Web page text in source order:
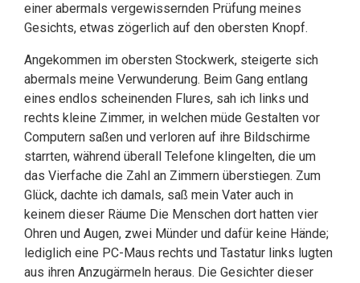
einer abermals vergewissernden Prüfung meines
Gesichts, etwas zögerlich auf den obersten Knopf.
Angekommen im obersten Stockwerk, steigerte sich
abermals meine Verwunderung. Beim Gang entlang
eines endlos scheinenden Flures, sah ich links und
rechts kleine Zimmer, in welchen müde Gestalten vor
Computern saßen und verloren auf ihre Bildschirme
starrten, während überall Telefone klingelten, die um
das Vierfache die Zahl an Zimmern überstiegen. Zum
Glück, dachte ich damals, saß mein Vater auch in
keinem dieser Räume Die Menschen dort hatten vier
Ohren und Augen, zwei Münder und dafür keine Hände;
lediglich eine PC-Maus rechts und Tastatur links lugten
aus ihren Anzugärmeln heraus. Die Gesichter dieser